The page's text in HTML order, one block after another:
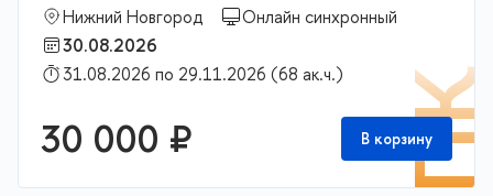
Нижний Новгород
Онлайн синхронный
30.08.2026
31.08.2026 по 29.11.2026 (68 ак.ч.)
30 000 ₽ В корзину